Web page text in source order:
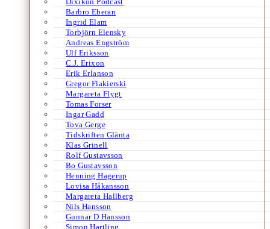
Barbro Eberan
Ingrid Elam
Torbjörn Elensky
Andreas Engström
Ulf Eriksson
C.J. Erixon
Erik Erlanson
Gregor Flakierski
Margareta Flygt
Tomas Forser
Ingar Gadd
Tova Gerge
Tidskriften Glänta
Klas Grinell
Rolf Gustavsson
Bo Gustavsson
Henning Hagerup
Lovisa Håkansson
Margareta Hallberg
Nils Hansson
Gunnar D Hansson
Simon Hartling